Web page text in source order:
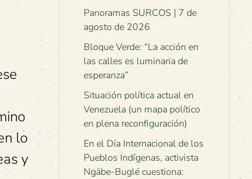
lo
y
Panoramas SURCOS | 7 de
agosto de 2026
Bloque Verde: “La acción en
las calles es luminaria de
esperanza”
Situación política actual en
Venezuela (un mapa político
en plena reconfiguración)
En el Día Internacional de los
Pueblos Indígenas, activista
Ngäbe-Buglé cuestiona: